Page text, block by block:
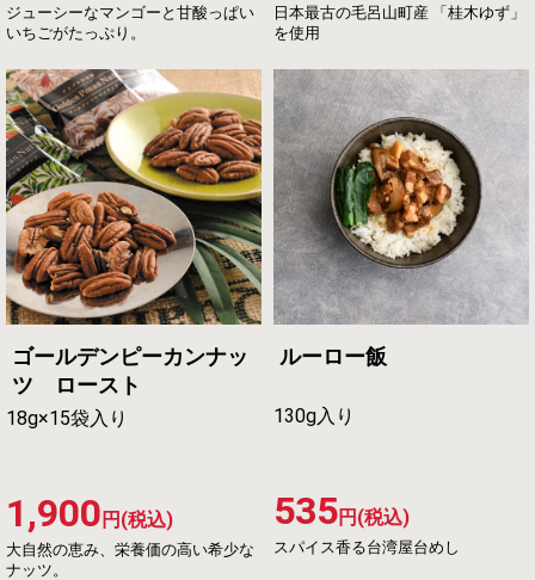
ジューシーなマンゴーと甘酸っぱい
いちごがたっぷり。
日本最古の毛呂山町産 「桂木ゆず」
を使用
ゴールデンピーカンナッ
ツ ロースト
18g×15袋入り
大自然の恵み、栄養価の高い希少な
ナッツ。
1,900 円(税込)
ルーロー飯
130g入り
スパイス香る台湾屋台めし
535円(税込)